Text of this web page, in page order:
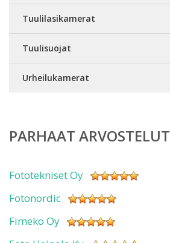
Tuulilasikamerat
Tuulisuojat
Urheilukamerat
PARHAAT ARVOSTELUT
Fototekniset Oy
Fotonordic
Fimeko Oy